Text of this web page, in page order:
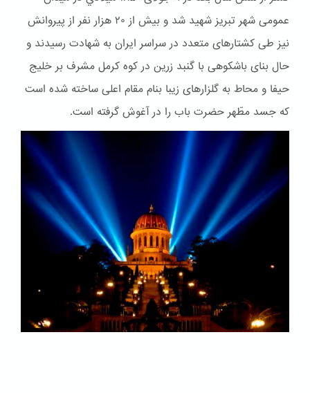
عمومی شهر تبریز شهید شد و بیش از ۲۰ هزار نفر از پیروانش
نیز طی کشتارهای متعدد در سراسر ایران به شهادت رسیدند و
حال بنای باشكوهی با گنبد زرین در کوه کرمل مشرف بر خلیج
حیفا و محاط به گلزارهای زیبا بنام مقام اعلی ساخته شده است
که جسد مطّهر حضرت باب را در آغوش گرفته است.